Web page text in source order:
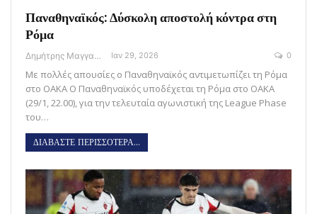
Παναθηναϊκός: Δύσκολη αποστολή κόντρα στη
Ρόμα
Δημήτρης Μαγγανάρης Ιαν 29, 2026 0
Με πολλές απουσίες ο Παναθηναϊκός αντιμετωπίζει τη Ρόμα
στο ΟΑΚΑ Ο Παναθηναϊκός υποδέχεται τη Ρόμα στο ΟΑΚΑ
(29/1, 22.00), για την τελευταία αγωνιστική της League Phase
του…
ΔΙΑΒΑΣΤΕ ΠΕΡΙΣΣΟΤΕΡΑ...